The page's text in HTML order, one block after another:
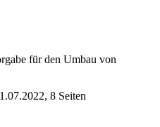
für den Umbau von
8 Seiten